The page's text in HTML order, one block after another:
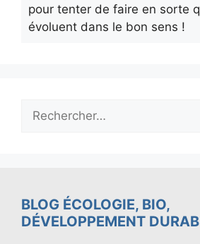
pour tenter de faire en sorte
évoluent dans le bon sens !
Rechercher :
BLOG ÉCOLOGIE, BIO,
DÉVELOPPEMENT